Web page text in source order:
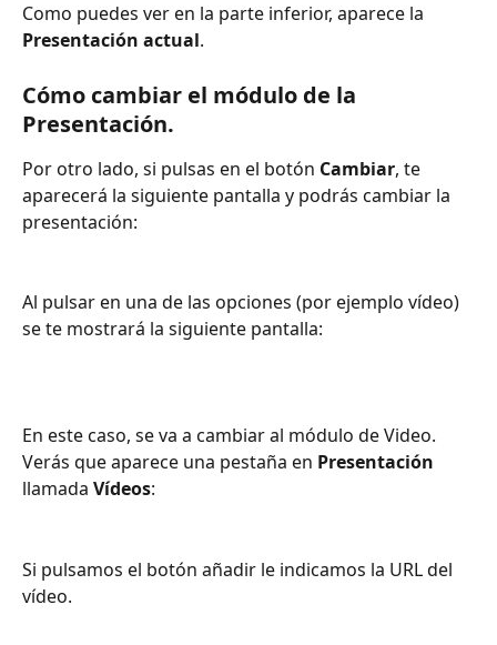
Como puedes ver en la parte inferior, aparece la
Presentación actual.
Cómo cambiar el módulo de la
Presentación.
Por otro lado, si pulsas en el botón Cambiar, te
aparecerá la siguiente pantalla y podrás cambiar la
presentación:
Al pulsar en una de las opciones (por ejemplo vídeo)
se te mostrará la siguiente pantalla:
En este caso, se va a cambiar al módulo de Video.
Verás que aparece una pestaña en Presentación
llamada Vídeos:
Si pulsamos el botón añadir le indicamos la URL del
vídeo.